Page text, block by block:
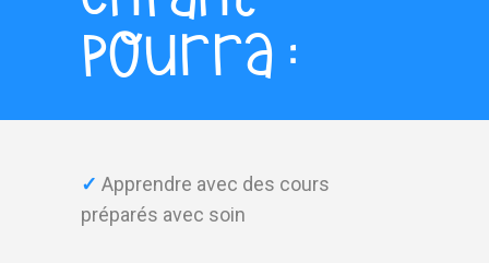
pourra :
✓ Apprendre avec des cours
préparés avec soin